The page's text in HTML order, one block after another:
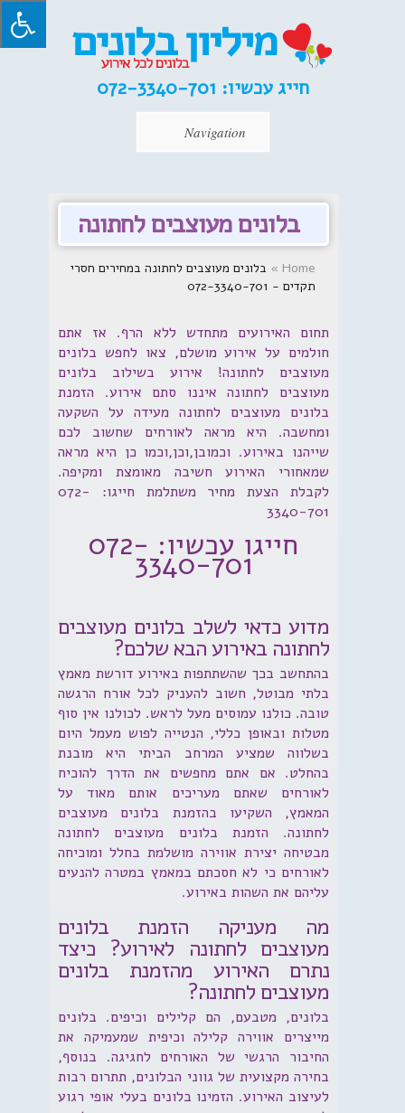
חייג עכשיו:
Navigation
בלונים מעוצבים לחתונה
Home
» בלונים מעוצבים לחתונה במחירים חסרי
תקדים - 072-3340-701
תחום האירועים מתחדש ללא הרף. אז אתם
חולמים על אירוע מושלם, צאו לחפש בלונים
מעוצבים לחתונה! אירוע בשילוב בלונים
מעוצבים לחתונה איננו סתם אירוע. הזמנת
בלונים מעוצבים לחתונה מעידה על השקעה
ומחשבה. היא מראה לאורחים שחשוב לכם
שייהנו באירוע. וכמובן,וכן,וכמו כן היא מראה
שמאחורי האירוע חשיבה מאומצת ומקיפה.
לקבלת הצעת מחיר משתלמת חייגו: 072-
3340-701
חייגו עכשיו: 072-
3340-701
מדוע כדאי לשלב בלונים מעוצבים
לחתונה באירוע הבא שלכם?
בהתחשב בכך שהשתתפות באירוע דורשת מאמץ
בלתי מבוטל, חשוב להעניק לכל אורח הרגשה
טובה. כולנו עמוסים מעל לראש. לכולנו אין סוף
מטלות ובאופן כללי, הנטייה לפוש מעמל היום
בשלווה שמציע המרחב הביתי היא מובנת
בהחלט. אם אתם מחפשים את הדרך להוכיח
לאורחים שאתם מעריכים אותם מאוד על
המאמץ, השקיעו בהזמנת בלונים מעוצבים
לחתונה. הזמנת בלונים מעוצבים לחתונה
מבטיחה יצירת אווירה מושלמת בחלל ומוכיחה
לאורחים כי לא חסכתם במאמץ במטרה להנעים
עליהם את השהות באירוע.
מה מעניקה הזמנת בלונים
מעוצבים לחתונה לאירוע? כיצד
נתרם האירוע מהזמנת בלונים
מעוצבים לחתונה?
בלונים, מטבעם, הם קלילים וכיפים. בלונים
מייצרים אווירה קלילה וכיפית שמעמיקה את
החיבור הרגשי של האורחים לחגיגה. בנוסף,
בחירה מקצועית של גווני הבלונים, תתרום רבות
לעיצוב האירוע. הזמינו בלונים בעלי אופי רגוע